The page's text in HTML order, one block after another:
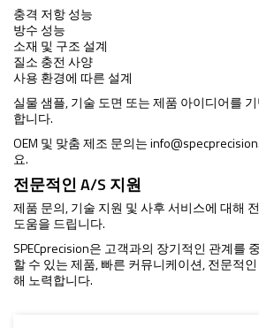
충격 저항 성능
방수 성능
소재 및 구조 설계
질소 충전 사양
사용 환경에 따른 설계
실물 샘플, 기술 도면 또는 제품 아이디어를
합니다.
OEM 및 맞춤 제조 문의는
요.
전문적인 A/S 지원
제품 문의, 기술 지원 및 사후 서비스에 대해
도움을 드립니다.
SPECprecision은 고객과의 장기적인 관계를
할 수 있는 제품, 빠른 커뮤니케이션, 전문적
해 노력합니다.